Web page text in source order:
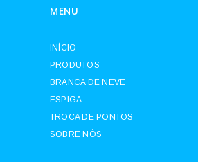
MENU
INÍCIO
PRODUTOS
BRANCA DE NEVE
ESPIGA
TROCA DE PONTOS
SOBRE NÓS